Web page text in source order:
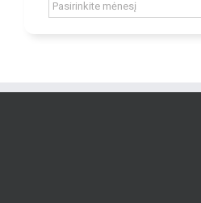
Archív